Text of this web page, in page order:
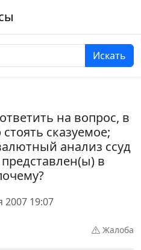
Искать
на вопрос, в
сказуемое;
анализ ссуд
в
2007 19:07
Жалоба